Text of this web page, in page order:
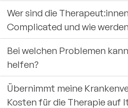
Wer sind die
Complicated und wie
Bei welchen Problemen
helfen?
Übernimmt meine
Kosten für die Therapie auf